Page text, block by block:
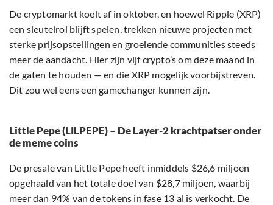
De cryptomarkt koelt af in oktober, en hoewel Ripple (XRP)
een sleutelrol blijft spelen, trekken nieuwe projecten met
sterke prijsopstellingen en groeiende communities steeds
meer de aandacht. Hier zijn vijf crypto’s om deze maand in
de gaten te houden — en die XRP mogelijk voorbijstreven.
Dit zou wel eens een gamechanger kunnen zijn.
Little Pepe (LILPEPE) – De Layer-2 krachtpatser onder
de meme coins
De presale van Little Pepe heeft inmiddels $26,6 miljoen
opgehaald van het totale doel van $28,7 miljoen, waarbij
meer dan 94% van de tokens in fase 13 al is verkocht. De